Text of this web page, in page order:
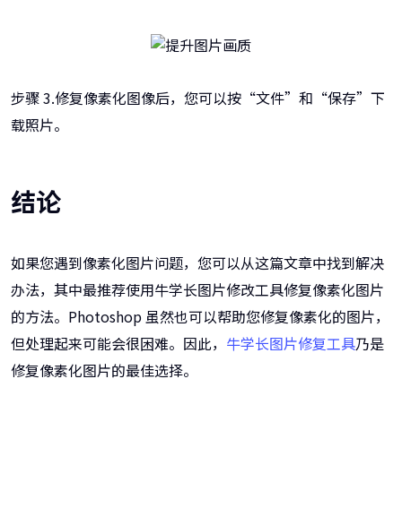
步骤 3.修复像素化图像后，您可以按“文件”和“保存”下
载照片。
结论
如果您遇到像素化图片问题，您可以从这篇文章中找到解决
办法，其中最推荐使用牛学长图片修改工具修复像素化图片
的方法。Photoshop 虽然也可以帮助您修复像素化的图片，
但处理起来可能会很困难。因此， 牛学长图片修复工具乃是
修复像素化图片的最佳选择。